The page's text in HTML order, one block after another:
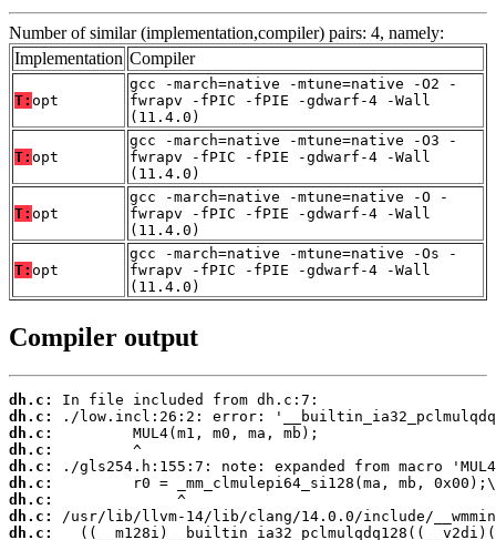
Number of similar (implementation,compiler) pairs: 4, namely:
Implementation Compiler
T: opt
gcc -march=native -mtune=native -O2 -
fwrapv -fPIC -fPIE -gdwarf-4 -Wall
(11.4.0)
T: opt
gcc -march=native -mtune=native -O3 -
fwrapv -fPIC -fPIE -gdwarf-4 -Wall
(11.4.0)
T: opt
gcc -march=native -mtune=native -O -
fwrapv -fPIC -fPIE -gdwarf-4 -Wall
(11.4.0)
T: opt
gcc -march=native -mtune=native -Os -
fwrapv -fPIC -fPIE -gdwarf-4 -Wall
(11.4.0)
Compiler output
dh.c:
dh.c:
dh.c:
dh.c:
dh.c:
dh.c:
dh.c:
dh.c:
dh.c: